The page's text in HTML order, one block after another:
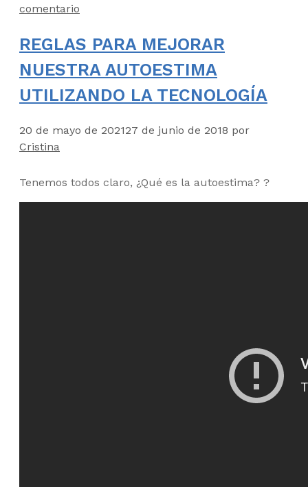
comentario
REGLAS PARA MEJORAR
NUESTRA AUTOESTIMA
UTILIZANDO LA TECNOLOGÍA
20 de mayo de 202127 de junio de 2018 por
Cristina
Tenemos todos claro, ¿Qué es la autoestima? ?